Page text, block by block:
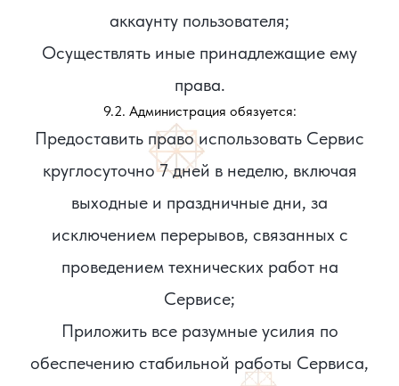
аккаунту пользователя;
Осуществлять иные принадлежащие ему
права.
9.2. Администрация обязуется:
Предоставить право использовать Сервис
круглосуточно 7 дней в неделю, включая
выходные и праздничные дни, за
исключением перерывов, связанных с
проведением технических работ на
Сервисе;
Приложить все разумные усилия по
обеспечению стабильной работы Сервиса,